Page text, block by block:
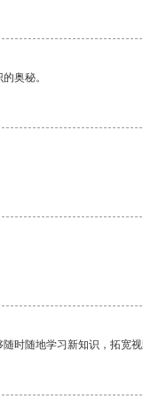
奥秘。
时随地学习新知识，拓宽